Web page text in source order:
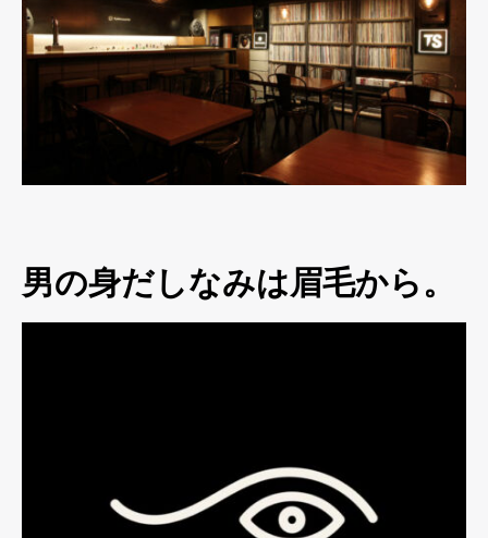
男の身だしなみは眉毛から。